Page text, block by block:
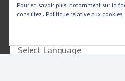
Traduire
Pour en savoir plus, notamment sur la
consultez :Politique relative aux cookies